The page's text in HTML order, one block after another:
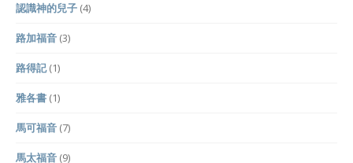
認識神的兒子 (4)
路加福音 (3)
路得記(1)
雅各書 (1)
馬可福音 (7)
馬太福音 (9)